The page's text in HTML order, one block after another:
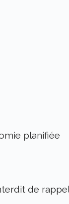
planifiée
de